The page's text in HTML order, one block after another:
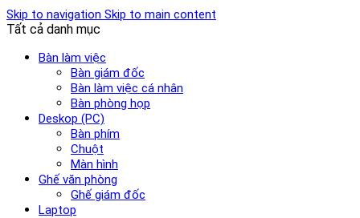
Skip to navigation Skip to main content
Tất cả danh mục
Bàn làm việc
Bàn giám đốc
Bàn làm việc cá nhân
Bàn phòng họp
Deskop (PC)
Bàn phím
Chuột
Màn hình
Ghế văn phòng
Ghế giám đốc
Laptop